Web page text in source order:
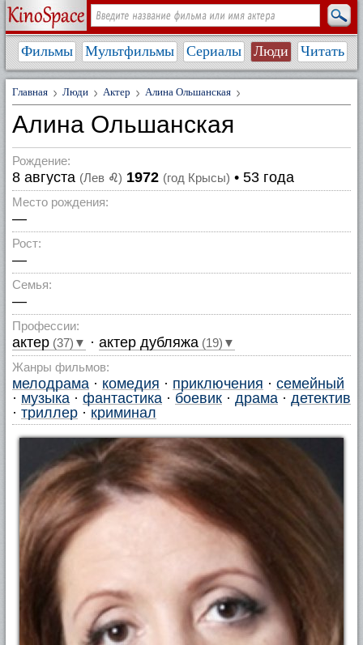
Фильмы Мультфильмы Сериалы Люди Читать
Главная Люди Актер Алина Ольшанская
Алина Ольшанская
Рождение:
8 августа (Лев ♌) 1972 (год Крысы) • 53 года
Место рождения:
—
Рост:
—
Семья:
—
Профессии:
актер (37)▼ · актер дубляжа (19)▼
Жанры фильмов:
мелодрама · комедия · приключения · семейный
· музыка · фантастика · боевик · драма · детектив
· триллер · криминал